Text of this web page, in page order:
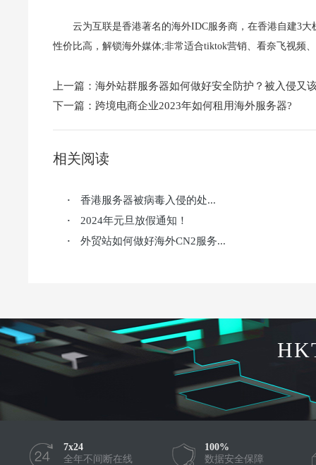
云为互联是香港著名的海外IDC服务商，在香港自建3
性价比高，解锁海外媒体;非常适合tiktok营销、看奈飞视频
上一篇： 海外站群服务器如何做好安全防护？被入侵又
下一篇： 跨境电商企业2023年如何租用海外服务器?
相关阅读
· 香港服务器被病毒入侵的处...
· 2024年元旦放假通知！
· 外贸站如何做好海外CN2服务...
7x24
全年不间断在线
100%
数据安全保障